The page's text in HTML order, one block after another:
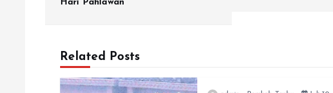
Hari Pahlawan
Related Posts